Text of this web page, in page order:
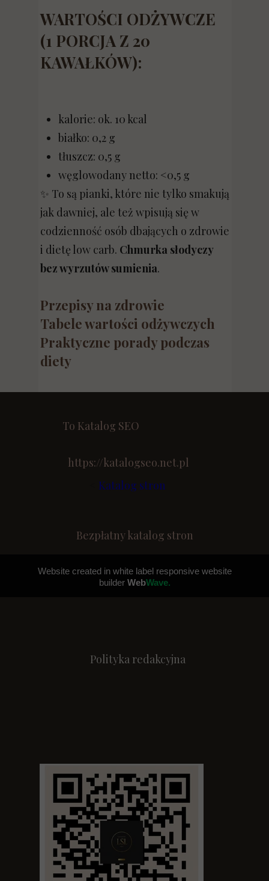
WARTOŚCI ODŻYWCZE
(1 PORCJA Z 20
KAWAŁKÓW):
kalorie: ok. 10 kcal
białko: 0,2 g
tłuszcz: 0,5 g
węglowodany netto: <0,5 g
✨ To są pianki, które nie tylko smakują
jak dawniej, ale też wpisują się w
codzienność osób dbających o zdrowie
i dietę low carb. Chmurka słodyczy
bez wyrzutów sumienia.
Przepisy na zdrowie
Tabele wartości odżywczych
Praktyczne porady podczas
diety
Polityka redakcyjna
Katalog stron
Bezpłatny katalog stron
To Katalog SEO
https://katalogseo.net.pl
Website created in white label responsive website
builder WebWave.